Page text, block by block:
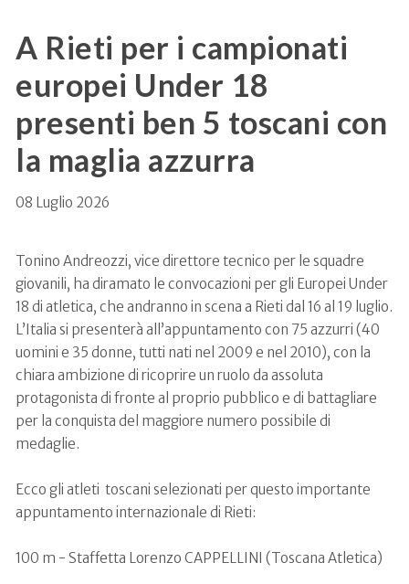
A Rieti per i campionati
europei Under 18
presenti ben 5 toscani con
la maglia azzurra
08 Luglio 2026
Tonino Andreozzi, vice direttore tecnico per le squadre
giovanili, ha diramato le convocazioni per gli Europei Under
18 di atletica, che andranno in scena a Rieti dal 16 al 19 luglio.
L’Italia si presenterà all’appuntamento con 75 azzurri (40
uomini e 35 donne, tutti nati nel 2009 e nel 2010), con la
chiara ambizione di ricoprire un ruolo da assoluta
protagonista di fronte al proprio pubblico e di battagliare
per la conquista del maggiore numero possibile di
medaglie.
Ecco gli atleti toscani selezionati per questo importante
appuntamento internazionale di Rieti:
100 m - Staffetta Lorenzo CAPPELLINI (Toscana Atletica)